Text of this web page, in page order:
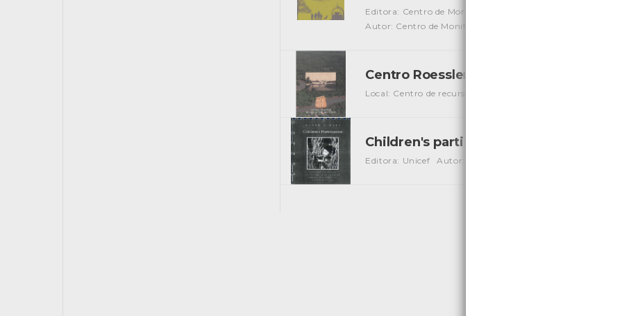
Editora: Centro de Monitorização e Interpretação
Autor: Centro de Monitorização e Interpretação Ambiental
Centro Roessler - Museu do Rio Dos
Local: Centro de recursos CMIA
Children's participation
Editora: Unicef
Autor: Unicef